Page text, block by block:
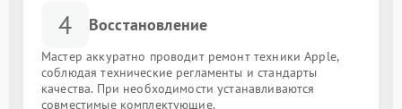
4 Восстановление
Мастер аккуратно проводит ремонт техники Apple,
соблюдая технические регламенты и стандарты
качества. При необходимости устанавливаются
совместимые комплектующие.